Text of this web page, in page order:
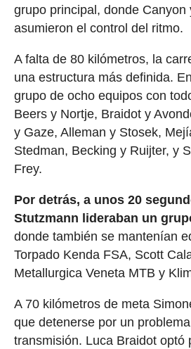
grupo principal, donde Canyon
asumieron el control del ritmo.
A falta de 80 kilómetros, la
una estructura más definida.
grupo de ocho equipos con
Beers y Nortje, Braidot y
y Gaze, Alleman y Stosek,
Stedman, Becking y Ruijter, y
Frey.
Por detrás, a unos 20
Stutzmann lideraban un
donde también se mantenían
Torpado Kenda FSA, Scott
Metallurgica Veneta MTB y
A 70 kilómetros de meta
que detenerse por un
transmisión. Luca Braidot optó